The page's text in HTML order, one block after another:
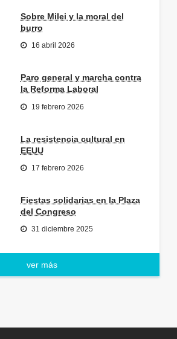
Sobre Milei y la moral del
burro
16 abril 2026
Paro general y marcha contra
la Reforma Laboral
19 febrero 2026
La resistencia cultural en
EEUU
17 febrero 2026
Fiestas solidarias en la Plaza
del Congreso
31 diciembre 2025
ver más